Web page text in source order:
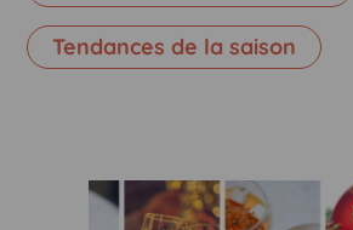
Tendances de la saison